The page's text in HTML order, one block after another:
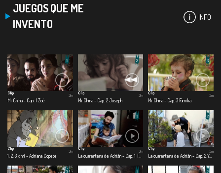
JUEGOS QUE ME
INVENTO
INFO
Clip
Mi China - Cap. 1 Zoé
3m
Clip
Mi China - Cap. 2 Juseph
3m
Clip
Mi China - Cap. 3 Familia
3m
Clip
1, 2, 3 x mí - Adriana Copete
3m
Clip
La cuarentena de Adrián - Cap. 1 Te cuido, me cuido
3m
Clip
La cuarentena de Adrián - Cap. 2 Yo quiero ser
3m